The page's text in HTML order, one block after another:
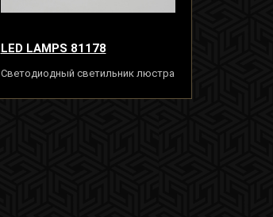
LED LAMPS 81178
Светодиодный светильник люстра